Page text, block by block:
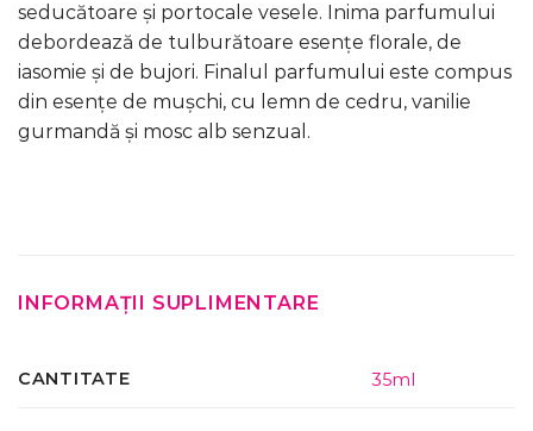
seducătoare și portocale vesele. Inima parfumului
debordează de tulburătoare esențe florale, de
iasomie și de bujori. Finalul parfumului este compus
din esențe de mușchi, cu lemn de cedru, vanilie
gurmandă și mosc alb senzual.
INFORMAȚII SUPLIMENTARE
CANTITATE 35ml